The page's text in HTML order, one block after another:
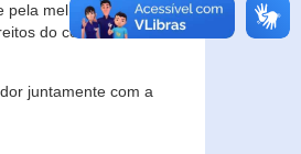
pela melhoria da
do consumidor e
juntamente com a